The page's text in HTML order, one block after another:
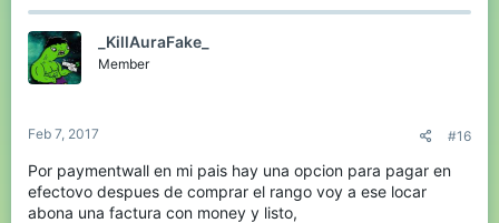
_KillAuraFake_
Member
Feb 7, 2017 #16
Por paymentwall en mi pais hay una opcion para pagar en
efectovo despues de comprar el rango voy a ese locar
abona una factura con money y listo,